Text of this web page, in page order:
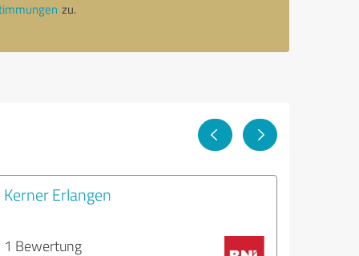
zu.
Kerner Erlangen
1 Bewertung